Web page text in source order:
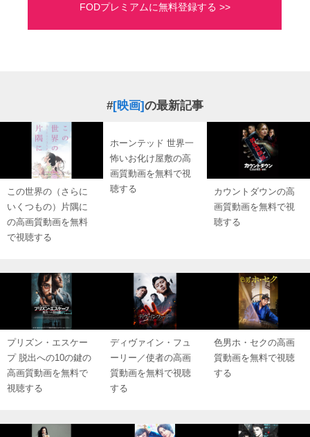
FODプレミアムに無料登録する >>
#[映画]の最新記事
この世界の（さらに
いくつもの）片隅に
の高画質動画を無料
で視聴する
ホーンテッド 世界一
怖いお化け屋敷の高
画質動画を無料で視
聴する
カウントダウンの高
画質動画を無料で視
聴する
プリズン・エスケー
プ 脱出への10の鍵の
高画質動画を無料で
視聴する
ディヴァイン・フュ
ーリー／使者の高画
質動画を無料で視聴
する
色男ホ・セクの高画
質動画を無料で視聴
する